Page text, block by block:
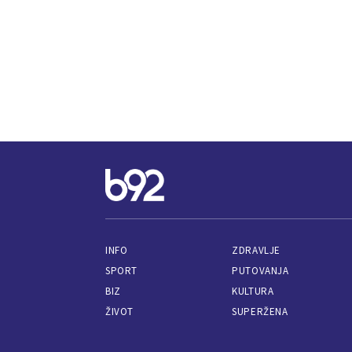
INFO
SPORT
BIZ
ŽIVOT
ZDRAVLJE
PUTOVANJA
KULTURA
SUPERŽENA